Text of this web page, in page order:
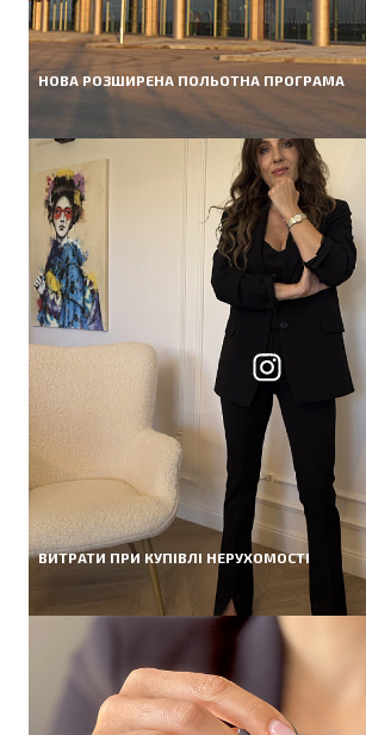
НОВА РОЗШИРЕНА ПОЛЬОТНА ПРОГРАМА
ВИТРАТИ ПРИ КУПІВЛІ НЕРУХОМОСТІ